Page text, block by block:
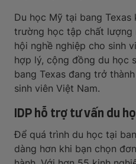
Du học Mỹ tại bang
trường học tập chất lượng
hội nghề nghiệp cho sinh
hợp lý, cộng đồng du học
bang Texas đang trở
sinh viên Việt Nam.
IDP hỗ trợ tư vấn du
Để quá trình du học tại
dàng hơn khi bạn chọn